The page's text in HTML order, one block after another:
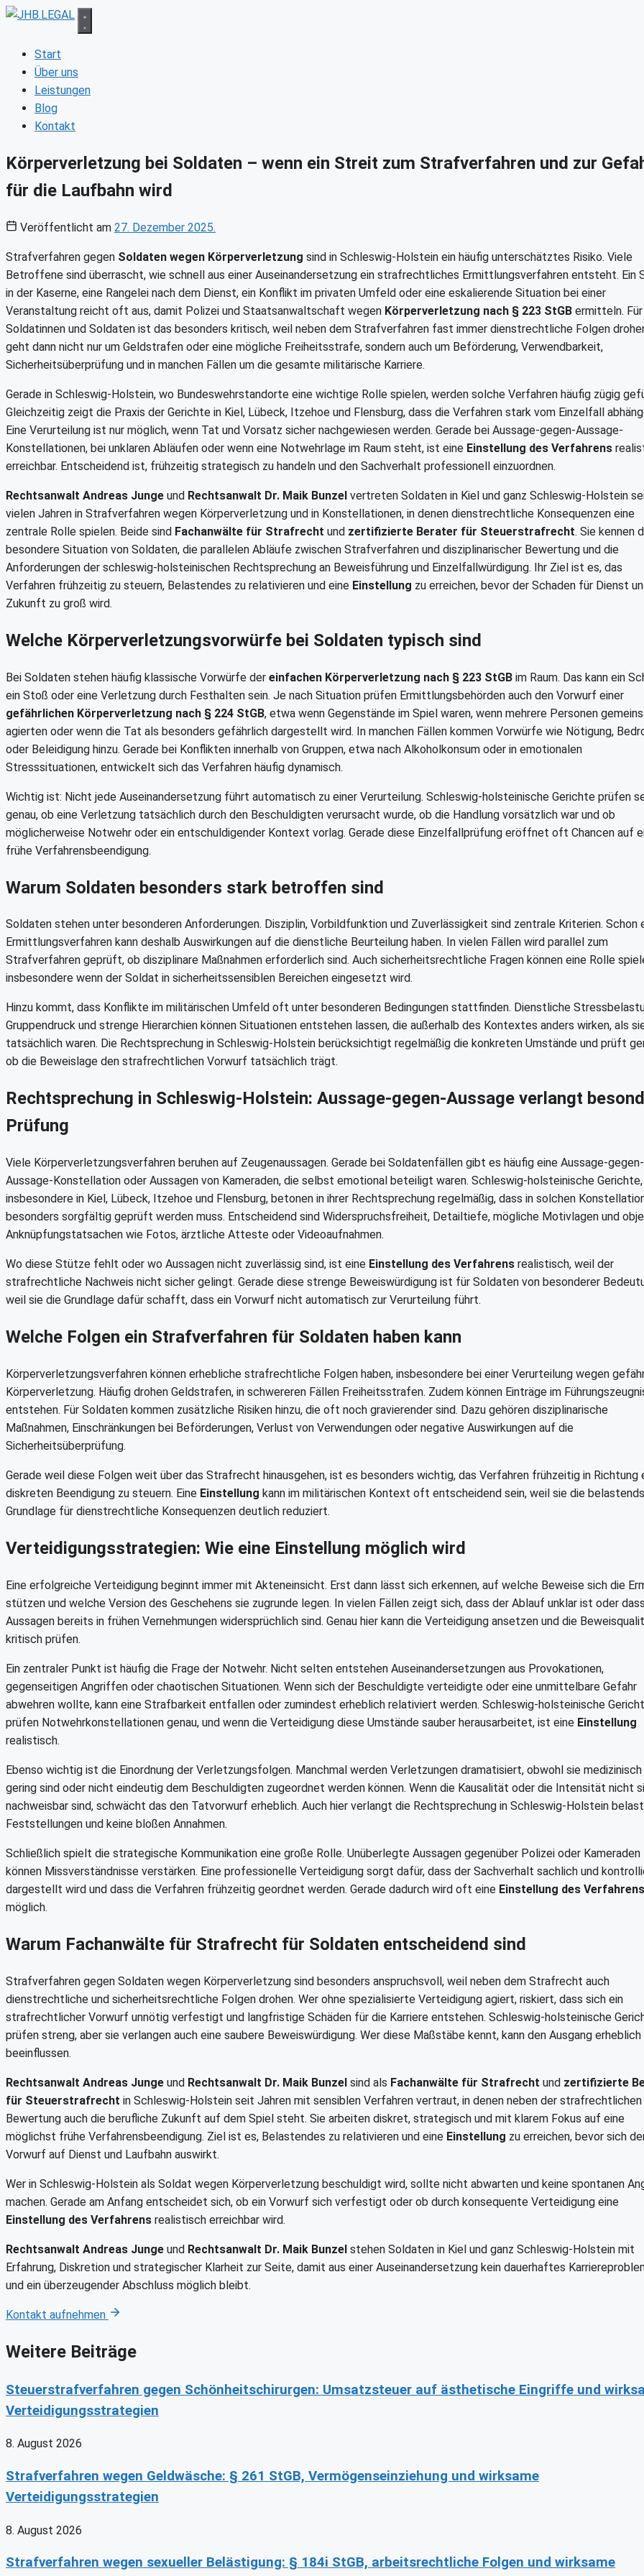
Zum
springenStart
Über uns
Leistungen
Blog
Kontakt
Körperverletzung bei Soldaten – wenn ein Streit zum Strafverfahren und zur
für die Laufbahn wird
Veröffentlicht am 27. Dezember 2025.
Strafverfahren gegen Soldaten wegen Körperverletzung sind in Schleswig-Holstein ein häufig unterschätztes Risiko. Viele
Betroffene sind überrascht, wie schnell aus einer Auseinandersetzung ein strafrechtliches Ermittlungsverfahren entsteht. Ein
in der Kaserne, eine Rangelei nach dem Dienst, ein Konflikt im privaten Umfeld oder eine eskalierende Situation bei einer
Veranstaltung reicht oft aus, damit Polizei und Staatsanwaltschaft wegen Körperverletzung nach § 223 StGB ermitteln. Für
Soldatinnen und Soldaten ist das besonders kritisch, weil neben dem Strafverfahren fast immer dienstrechtliche Folgen
geht dann nicht nur um Geldstrafen oder eine mögliche Freiheitsstrafe, sondern auch um Beförderung, Verwendbarkeit,
Sicherheitsüberprüfung und in manchen Fällen um die gesamte militärische Karriere.
Gerade in Schleswig-Holstein, wo Bundeswehrstandorte eine wichtige Rolle spielen, werden solche Verfahren häufig zügig
Gleichzeitig zeigt die Praxis der Gerichte in Kiel, Lübeck, Itzehoe und Flensburg, dass die Verfahren stark vom Einzelfall
Eine Verurteilung ist nur möglich, wenn Tat und Vorsatz sicher nachgewiesen werden. Gerade bei Aussage-gegen-Aussage-
Konstellationen, bei unklaren Abläufen oder wenn eine Notwehrlage im Raum steht, ist eine Einstellung des Verfahrens
erreichbar. Entscheidend ist, frühzeitig strategisch zu handeln und den Sachverhalt professionell einzuordnen.
Rechtsanwalt Andreas Junge und Rechtsanwalt Dr. Maik Bunzel vertreten Soldaten in Kiel und ganz Schleswig-Holstein
vielen Jahren in Strafverfahren wegen Körperverletzung und in Konstellationen, in denen dienstrechtliche Konsequenzen eine
zentrale Rolle spielen. Beide sind Fachanwälte für Strafrecht und zertifizierte Berater für Steuerstrafrecht. Sie kennen
besondere Situation von Soldaten, die parallelen Abläufe zwischen Strafverfahren und disziplinarischer Bewertung und die
Anforderungen der schleswig-holsteinischen Rechtsprechung an Beweisführung und Einzelfallwürdigung. Ihr Ziel ist es, das
Verfahren frühzeitig zu steuern, Belastendes zu relativieren und eine Einstellung zu erreichen, bevor der Schaden für Dienst
Zukunft zu groß wird.
Welche Körperverletzungsvorwürfe bei Soldaten typisch sind
Bei Soldaten stehen häufig klassische Vorwürfe der einfachen Körperverletzung nach § 223 StGB im Raum. Das kann ein
ein Stoß oder eine Verletzung durch Festhalten sein. Je nach Situation prüfen Ermittlungsbehörden auch den Vorwurf einer
gefährlichen Körperverletzung nach § 224 StGB, etwa wenn Gegenstände im Spiel waren, wenn mehrere Personen
agierten oder wenn die Tat als besonders gefährlich dargestellt wird. In manchen Fällen kommen Vorwürfe wie Nötigung,
oder Beleidigung hinzu. Gerade bei Konflikten innerhalb von Gruppen, etwa nach Alkoholkonsum oder in emotionalen
Stresssituationen, entwickelt sich das Verfahren häufig dynamisch.
Wichtig ist: Nicht jede Auseinandersetzung führt automatisch zu einer Verurteilung. Schleswig-holsteinische Gerichte prüfen
genau, ob eine Verletzung tatsächlich durch den Beschuldigten verursacht wurde, ob die Handlung vorsätzlich war und ob
möglicherweise Notwehr oder ein entschuldigender Kontext vorlag. Gerade diese Einzelfallprüfung eröffnet oft Chancen auf
frühe Verfahrensbeendigung.
Warum Soldaten besonders stark betroffen sind
Soldaten stehen unter besonderen Anforderungen. Disziplin, Vorbildfunktion und Zuverlässigkeit sind zentrale Kriterien. Schon
Ermittlungsverfahren kann deshalb Auswirkungen auf die dienstliche Beurteilung haben. In vielen Fällen wird parallel zum
Strafverfahren geprüft, ob disziplinare Maßnahmen erforderlich sind. Auch sicherheitsrechtliche Fragen können eine Rolle
insbesondere wenn der Soldat in sicherheitssensiblen Bereichen eingesetzt wird.
Hinzu kommt, dass Konflikte im militärischen Umfeld oft unter besonderen Bedingungen stattfinden. Dienstliche
Gruppendruck und strenge Hierarchien können Situationen entstehen lassen, die außerhalb des Kontextes anders wirken, als
tatsächlich waren. Die Rechtsprechung in Schleswig-Holstein berücksichtigt regelmäßig die konkreten Umstände und prüft
ob die Beweislage den strafrechtlichen Vorwurf tatsächlich trägt.
Rechtsprechung in Schleswig-Holstein: Aussage-gegen-Aussage verlangt
Prüfung
Viele Körperverletzungsverfahren beruhen auf Zeugenaussagen. Gerade bei Soldatenfällen gibt es häufig eine Aussage-gegen-
Aussage-Konstellation oder Aussagen von Kameraden, die selbst emotional beteiligt waren. Schleswig-holsteinische Gerichte,
insbesondere in Kiel, Lübeck, Itzehoe und Flensburg, betonen in ihrer Rechtsprechung regelmäßig, dass in solchen
besonders sorgfältig geprüft werden muss. Entscheidend sind Widerspruchsfreiheit, Detailtiefe, mögliche Motivlagen und
Anknüpfungstatsachen wie Fotos, ärztliche Atteste oder Videoaufnahmen.
Wo diese Stütze fehlt oder wo Aussagen nicht zuverlässig sind, ist eine Einstellung des Verfahrens realistisch, weil der
strafrechtliche Nachweis nicht sicher gelingt. Gerade diese strenge Beweiswürdigung ist für Soldaten von besonderer
weil sie die Grundlage dafür schafft, dass ein Vorwurf nicht automatisch zur Verurteilung führt.
Welche Folgen ein Strafverfahren für Soldaten haben kann
Körperverletzungsverfahren können erhebliche strafrechtliche Folgen haben, insbesondere bei einer Verurteilung wegen
Körperverletzung. Häufig drohen Geldstrafen, in schwereren Fällen Freiheitsstrafen. Zudem können Einträge im
entstehen. Für Soldaten kommen zusätzliche Risiken hinzu, die oft noch gravierender sind. Dazu gehören disziplinarische
Maßnahmen, Einschränkungen bei Beförderungen, Verlust von Verwendungen oder negative Auswirkungen auf die
Sicherheitsüberprüfung.
Gerade weil diese Folgen weit über das Strafrecht hinausgehen, ist es besonders wichtig, das Verfahren frühzeitig in Richtung
diskreten Beendigung zu steuern. Eine Einstellung kann im militärischen Kontext oft entscheidend sein, weil sie die
Grundlage für dienstrechtliche Konsequenzen deutlich reduziert.
Verteidigungsstrategien: Wie eine Einstellung möglich wird
Eine erfolgreiche Verteidigung beginnt immer mit Akteneinsicht. Erst dann lässt sich erkennen, auf welche Beweise sich die
stützen und welche Version des Geschehens sie zugrunde legen. In vielen Fällen zeigt sich, dass der Ablauf unklar ist oder dass
Aussagen bereits in frühen Vernehmungen widersprüchlich sind. Genau hier kann die Verteidigung ansetzen und die
kritisch prüfen.
Ein zentraler Punkt ist häufig die Frage der Notwehr. Nicht selten entstehen Auseinandersetzungen aus Provokationen,
gegenseitigen Angriffen oder chaotischen Situationen. Wenn sich der Beschuldigte verteidigte oder eine unmittelbare Gefahr
abwehren wollte, kann eine Strafbarkeit entfallen oder zumindest erheblich relativiert werden. Schleswig-holsteinische
prüfen Notwehrkonstellationen genau, und wenn die Verteidigung diese Umstände sauber herausarbeitet, ist eine Einstellung
realistisch.
Ebenso wichtig ist die Einordnung der Verletzungsfolgen. Manchmal werden Verletzungen dramatisiert, obwohl sie medizinisch
gering sind oder nicht eindeutig dem Beschuldigten zugeordnet werden können. Wenn die Kausalität oder die Intensität nicht
nachweisbar sind, schwächt das den Tatvorwurf erheblich. Auch hier verlangt die Rechtsprechung in Schleswig-Holstein
Feststellungen und keine bloßen Annahmen.
Schließlich spielt die strategische Kommunikation eine große Rolle. Unüberlegte Aussagen gegenüber Polizei oder Kameraden
können Missverständnisse verstärken. Eine professionelle Verteidigung sorgt dafür, dass der Sachverhalt sachlich und
dargestellt wird und dass die Verfahren frühzeitig geordnet werden. Gerade dadurch wird oft eine Einstellung des Verfahrens
möglich.
Warum Fachanwälte für Strafrecht für Soldaten entscheidend sind
Strafverfahren gegen Soldaten wegen Körperverletzung sind besonders anspruchsvoll, weil neben dem Strafrecht auch
dienstrechtliche und sicherheitsrechtliche Folgen drohen. Wer ohne spezialisierte Verteidigung agiert, riskiert, dass sich ein
strafrechtlicher Vorwurf unnötig verfestigt und langfristige Schäden für die Karriere entstehen. Schleswig-holsteinische
prüfen streng, aber sie verlangen auch eine saubere Beweiswürdigung. Wer diese Maßstäbe kennt, kann den Ausgang erheblich
beeinflussen.
Rechtsanwalt Andreas Junge und Rechtsanwalt Dr. Maik Bunzel sind als Fachanwälte für Strafrecht und zertifizierte
für Steuerstrafrecht in Schleswig-Holstein seit Jahren mit sensiblen Verfahren vertraut, in denen neben der strafrechtlichen
Bewertung auch die berufliche Zukunft auf dem Spiel steht. Sie arbeiten diskret, strategisch und mit klarem Fokus auf eine
möglichst frühe Verfahrensbeendigung. Ziel ist es, Belastendes zu relativieren und eine Einstellung zu erreichen, bevor sich
Vorwurf auf Dienst und Laufbahn auswirkt.
Wer in Schleswig-Holstein als Soldat wegen Körperverletzung beschuldigt wird, sollte nicht abwarten und keine spontanen
machen. Gerade am Anfang entscheidet sich, ob ein Vorwurf sich verfestigt oder ob durch konsequente Verteidigung eine
Einstellung des Verfahrens realistisch erreichbar wird.
Rechtsanwalt Andreas Junge und Rechtsanwalt Dr. Maik Bunzel stehen Soldaten in Kiel und ganz Schleswig-Holstein mit
Erfahrung, Diskretion und strategischer Klarheit zur Seite, damit aus einer Auseinandersetzung kein dauerhaftes
und ein überzeugender Abschluss möglich bleibt.
Kontakt aufnehmen
Weitere Beiträge
Steuerstrafverfahren gegen Schönheitschirurgen: Umsatzsteuer auf ästhetische Eingriffe und
Verteidigungsstrategien
8. August 2026
Strafverfahren wegen Geldwäsche: § 261 StGB, Vermögenseinziehung und wirksame
Verteidigungsstrategien
8. August 2026
Strafverfahren wegen sexueller Belästigung: § 184i StGB, arbeitsrechtliche Folgen und wirksame